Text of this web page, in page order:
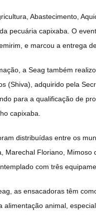
Abastecimento,
pecuária capixaba. O
e marcou a entrega
a Seag também
(Shiva), adquirido pela
para a qualificação de
capixaba.
distribuídas entre os
Marechal Floriano,
com três
as ensacadoras têm
alimentação animal,